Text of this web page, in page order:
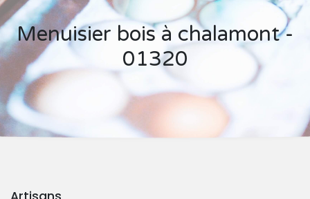
Menuisier bois à chalamont -
01320